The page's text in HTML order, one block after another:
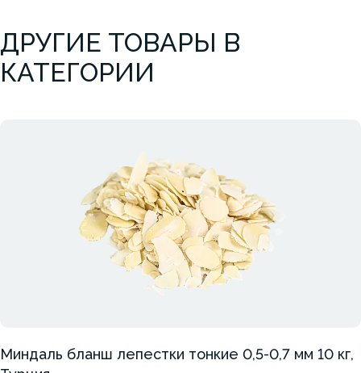
ДРУГИЕ ТОВАРЫ В
КАТЕГОРИИ
Миндаль бланш лепестки тонкие 0,5-0,7 мм 10 кг,